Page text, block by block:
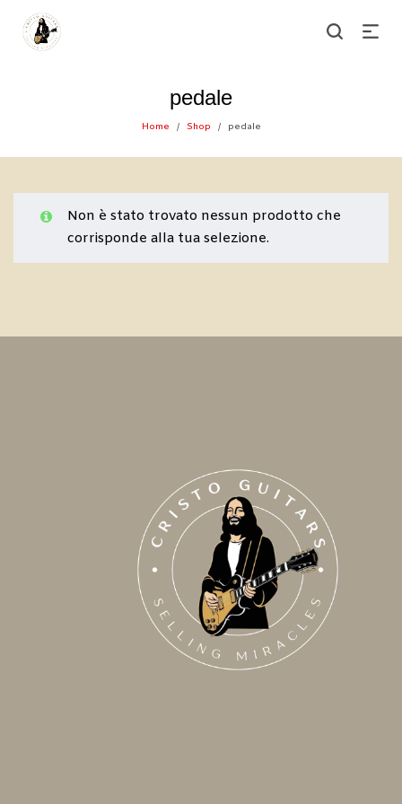
pedale
Home / Shop / pedale
Non è stato trovato nessun prodotto che
corrisponde alla tua selezione.